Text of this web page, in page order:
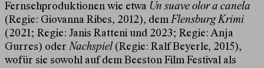
Fernsehproduktionen wie etwa Un suave olor a canela
(Regie: Giovanna Ribes, 2012), demFlensburg Krimi
(2021; Regie: Janis Ratteni und 2023; Regie: Anja
Gurres) oder Nachspiel (Regie: Ralf Beyerle, 2015),
wofür sie sowohl auf dem Beeston Film Festival als